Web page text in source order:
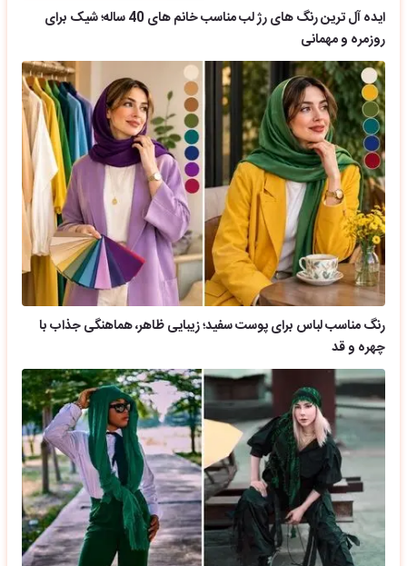
ایده آل ترین رنگ های رژ لب مناسب خانم های 40 ساله؛ شیک برای
روزمره و مهمانی
رنگ مناسب لباس برای پوست سفید؛ زیبایی ظاهر، هماهنگی جذاب با
چهره و قد